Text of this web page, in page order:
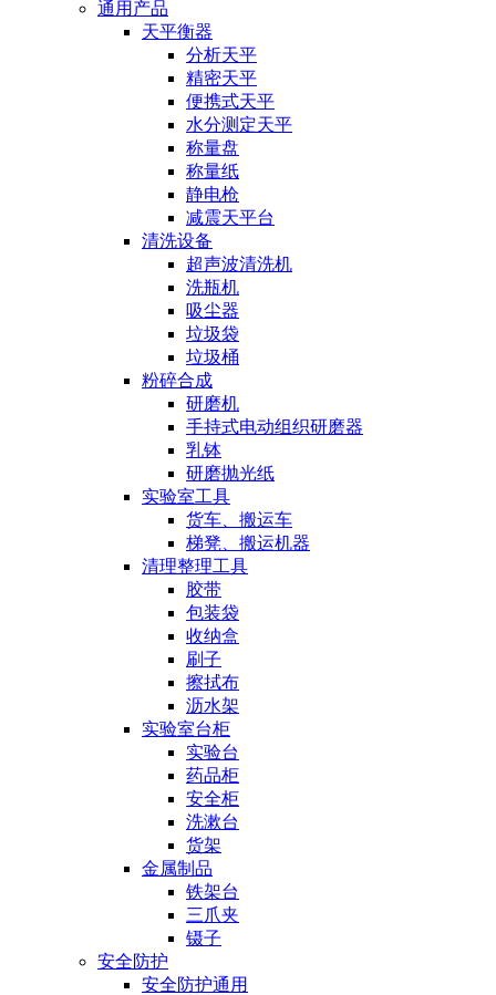
通用产品
天平衡器
分析天平
精密天平
便携式天平
水分测定天平
称量盘
称量纸
静电枪
减震天平台
清洗设备
超声波清洗机
洗瓶机
吸尘器
垃圾袋
垃圾桶
粉碎合成
研磨机
手持式电动组织研磨器
乳钵
研磨抛光纸
实验室工具
货车、搬运车
梯凳、搬运机器
清理整理工具
胶带
包装袋
收纳盒
刷子
擦拭布
沥水架
实验室台柜
实验台
药品柜
安全柜
洗漱台
货架
金属制品
铁架台
三爪夹
镊子
安全防护
安全防护通用